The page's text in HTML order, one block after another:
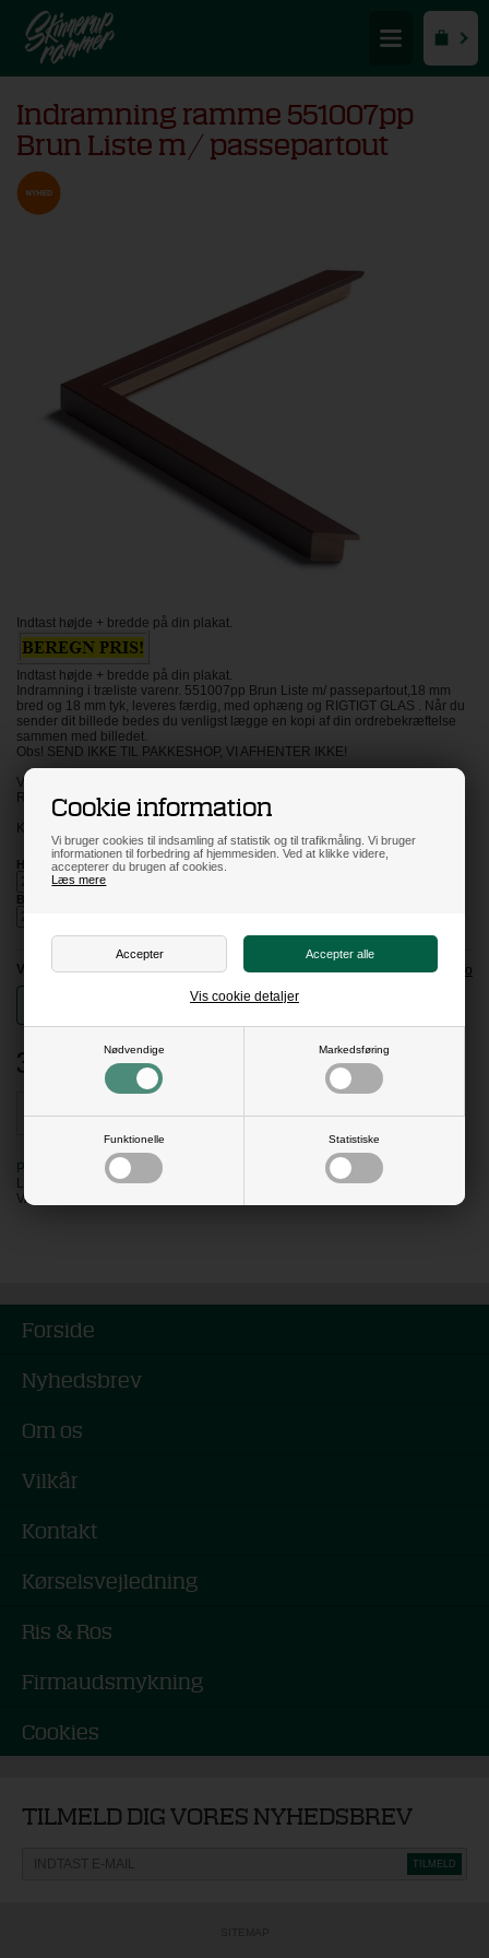
Cookie information
Vi bruger cookies til indsamling af statistik og til trafikmåling. Vi bruger
informationen til forbedring af hjemmesiden. Ved at klikke videre,
accepterer du brugen af cookies.
Læs mere
Nødvendige Markedsføring
Funktionelle Statistiske
Vis cookie detaljer
Indramning ramme 551007pp
Brun Liste m/ passepartout
Indtast højde + bredde på din plakat.
Indtast højde + bredde på din plakat.
Indramning i træliste varenr. 551007pp Brun Liste m/ passepartout,18 mm
bred og 18 mm tyk, leveres færdig, med ophæng og RIGTIGT GLAS . Når du
sender dit billede bedes du venligst lægge en kopi af din ordrebekræftelse
sammen med billedet.
Obs! SEND IKKE TIL PAKKESHOP, VI AFHENTER IKKE!
VI ANBEFALER IKKE RAMMER OVER STØRRELSE 50X70 CM I DENNE
RAMME.
KLIK PÅ BILLED FOR AT SE DET STØRRE!
Højde
Bredde
Vælg glas: Info
(+48,00)
372,80DKK
PÅ LAGER
LEVERING: 5 HVERDAGE
VARENR:
Forside
Nyhedsbrev
Om os
Vilkår
Kontakt
Kørselsvejledning
Ris & Ros
Firmaudsmykning
Cookies
TILMELD DIG VORES NYHEDSBREV